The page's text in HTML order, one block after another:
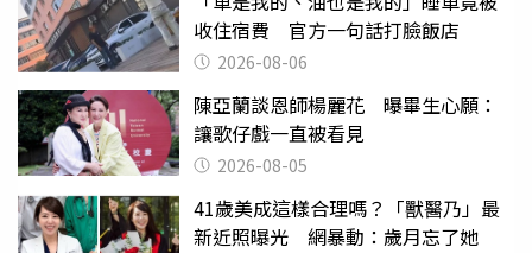
收住宿費 官方一句話打臉飯店
2026-08-06
陳亞蘭談恩師楊麗花 曝畢生心願：
讓歌仔戲一直被看見
2026-08-05
41歲美成這樣合理嗎？「獸醫乃」最
新近照曝光 網暴動：歲月忘了她